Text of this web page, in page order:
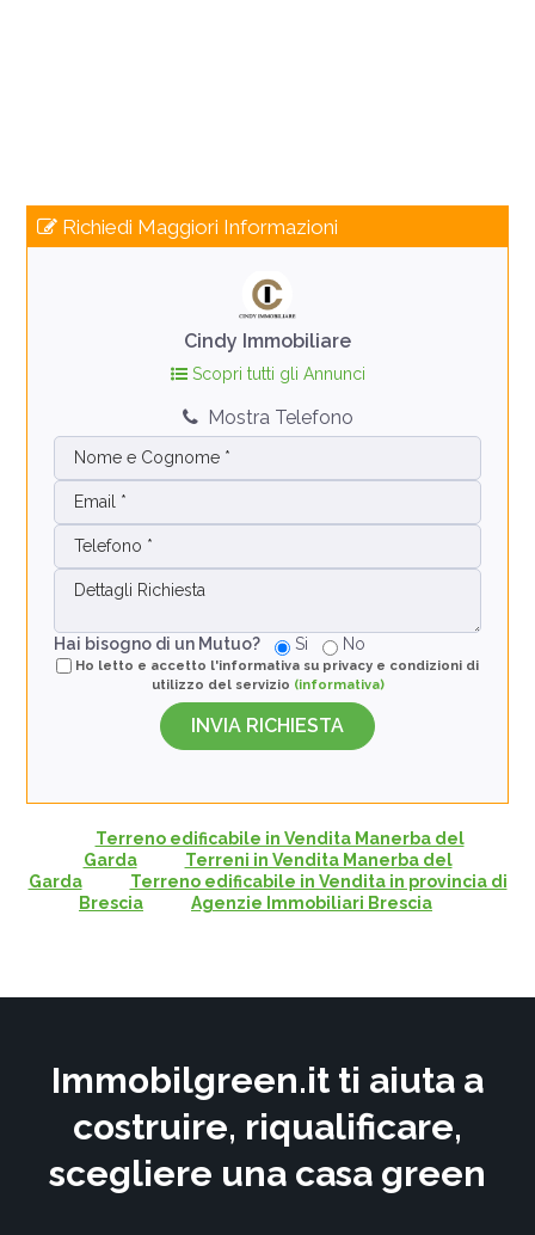
Richiedi Maggiori Informazioni
Cindy Immobiliare
Scopri tutti gli Annunci
Mostra Telefono
Hai bisogno di un Mutuo? Si No
Ho letto e accetto l'informativa su privacy e condizioni di
utilizzo del servizio (informativa)
Terreno edificabile in Vendita Manerba del
Garda
Terreni in Vendita Manerba del
Garda
Terreno edificabile in Vendita in provincia di
Brescia
Agenzie Immobiliari Brescia
Immobilgreen.it ti aiuta a
costruire, riqualificare,
scegliere una casa green